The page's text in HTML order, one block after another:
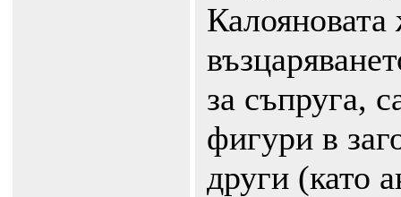
Калояновата
за съпруга,
фигури в
други (като